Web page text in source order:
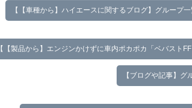
【【車種から】ハイエースに関するブログ】グループ
【【製品から】エンジンかけずに車内ポカポカ「ベバスト
【ブログや記事】グ